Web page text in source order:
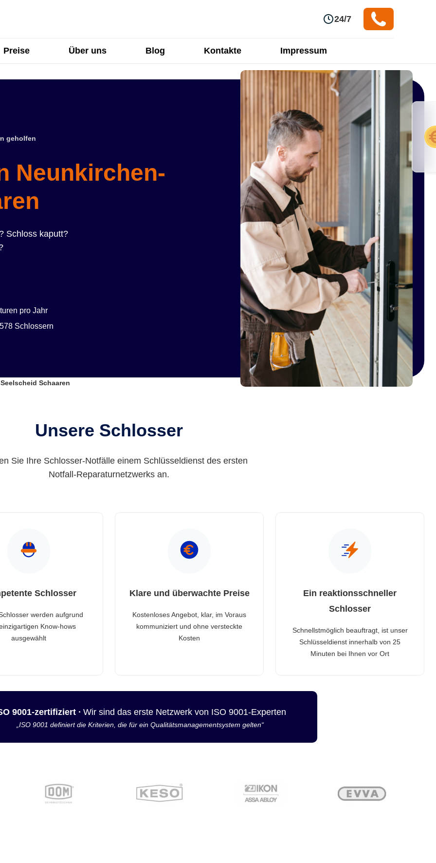
24/7
Preise Über uns Blog Kontakte Impressum
geholfen
Neunkirchen-
Schloss kaputt?
pro Jahr
Schlossern
Schaaren
Unsere Schlosser
Sie Ihre Schlosser-Notfälle einem Schlüsseldienst des ersten
Notfall-Reparaturnetzwerks an.
Schlosser
werden aufgrund
Know-hows
ausgewählt
Klare und überwachte Preise
Kostenloses Angebot, klar, im Voraus
kommuniziert und ohne versteckte
Kosten
Ein reaktionsschneller
Schlosser
Schnellstmöglich beauftragt, ist unser
Schlüsseldienst innerhalb von 25
Minuten bei Ihnen vor Ort
9001-zertifiziert · Wir sind das erste Netzwerk von ISO 9001-Experten
„ISO 9001 definiert die Kriterien, die für ein Qualitätsmanagementsystem gelten“